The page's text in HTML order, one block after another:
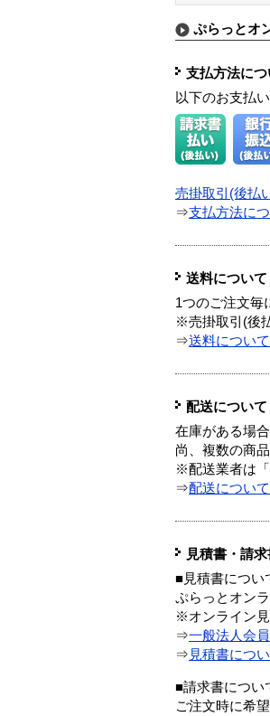
ぷらっとオ
支払方法につ
以下のお支払
売掛取引(後払
⇒支払方法に
送料について
1つのご注文毎
※売掛取引(後
⇒送料につい
配送について
在庫がある場
尚、複数の商
※配送業者は
⇒配送につい
見積書・請
■見積書につい
ぷらっとオン
※オンライン見
⇒一般法人会
⇒ 見積書につ
■請求書につい
ご注文時に希